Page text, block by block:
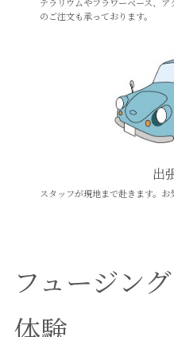
のご注文も承っております。
出
スタッフが現地まで赴きます。お
フュージング
体験